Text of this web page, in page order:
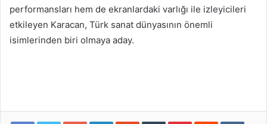
performansları hem de ekranlardaki varlığı ile izleyicileri
etkileyen Karacan, Türk sanat dünyasının önemli
isimlerinden biri olmaya aday.
Google+LinkedInStumbleUpon
TumblrPinterestReddit